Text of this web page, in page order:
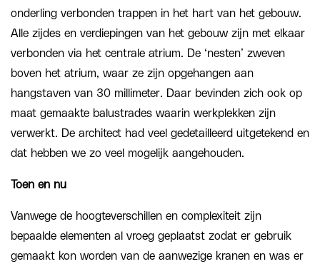
onderling verbonden trappen in het hart van het gebouw.
Alle zijdes en verdiepingen van het gebouw zijn met elkaar
verbonden via het centrale atrium. De ‘nesten’ zweven
boven het atrium, waar ze zijn opgehangen aan
hangstaven van 30 millimeter. Daar bevinden zich ook op
maat gemaakte balustrades waarin werkplekken zijn
verwerkt. De architect had veel gedetailleerd uitgetekend en
dat hebben we zo veel mogelijk aangehouden.
Toen en nu
Vanwege de hoogteverschillen en complexiteit zijn
bepaalde elementen al vroeg geplaatst zodat er gebruik
gemaakt kon worden van de aanwezige kranen en was er